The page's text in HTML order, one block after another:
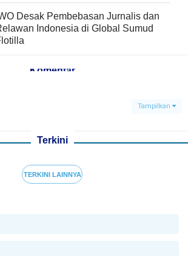
Desak Pembebasan Jurnalis dan
Indonesia di Global Sumud
Komentar
Tampilkan
Terkini
TERKINI LAINNYA